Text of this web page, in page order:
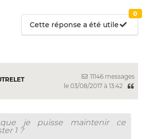
Cette réponse a été utile
0
11146 messages
le 03/08/2017 à 13:42
que je puisse maintenir ce
1 ?